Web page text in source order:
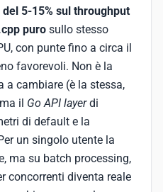
5-15% sul throughput
puro sullo stesso
con punte fino a circa il
favorevoli. Non è la
a cambiare (è la stessa,
il Go API layerdi
di default e la
un singolo utente la
ma su batch processing,
concorrenti diventa reale